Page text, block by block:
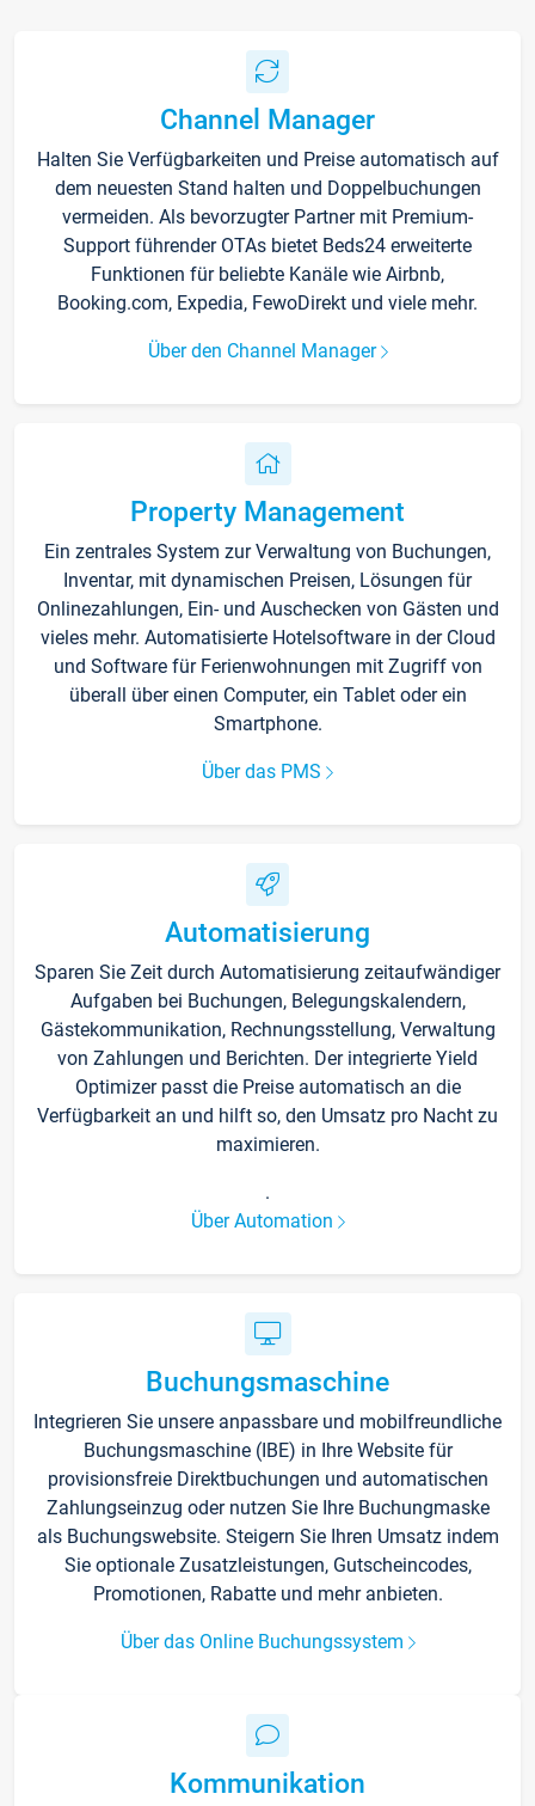
Channel Manager
Halten Sie Verfügbarkeiten und Preise automatisch auf
dem neuesten Stand halten und Doppelbuchungen
vermeiden. Als bevorzugter Partner mit Premium-
Support führender OTAs bietet Beds24 erweiterte
Funktionen für beliebte Kanäle wie Airbnb,
Booking.com, Expedia, FewoDirekt und viele mehr.
Über den Channel Manager
Property Management
Ein zentrales System zur Verwaltung von Buchungen,
Inventar, mit dynamischen Preisen, Lösungen für
Onlinezahlungen, Ein- und Auschecken von Gästen und
vieles mehr. Automatisierte Hotelsoftware in der Cloud
und Software für Ferienwohnungen mit Zugriff von
überall über einen Computer, ein Tablet oder ein
Smartphone.
Über das PMS
Automatisierung
Sparen Sie Zeit durch Automatisierung zeitaufwändiger
Aufgaben bei Buchungen, Belegungskalendern,
Gästekommunikation, Rechnungsstellung, Verwaltung
von Zahlungen und Berichten. Der integrierte Yield
Optimizer passt die Preise automatisch an die
Verfügbarkeit an und hilft so, den Umsatz pro Nacht zu
maximieren.
.
Über Automation
Buchungsmaschine
Integrieren Sie unsere anpassbare und mobilfreundliche
Buchungsmaschine (IBE) in Ihre Website für
provisionsfreie Direktbuchungen und automatischen
Zahlungseinzug oder nutzen Sie Ihre Buchungmaske
als Buchungswebsite. Steigern Sie Ihren Umsatz indem
Sie optionale Zusatzleistungen, Gutscheincodes,
Promotionen, Rabatte und mehr anbieten.
Über das Online Buchungssystem
Kommunikation